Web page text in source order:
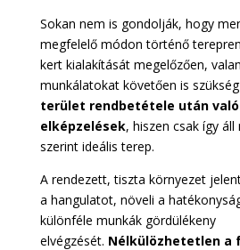
Sokan nem is gondolják, hogy
megfelelő módon történő
kert kialakítását megelőzően,
munkálatokat követően is
terület rendbetétele után
elképzelések, hiszen csak így áll
szerint ideális terep.
A rendezett, tiszta környezet
a hangulatot, növeli a
különféle munkák gördülékeny
elvégzését. Nélkülözhetetlen a